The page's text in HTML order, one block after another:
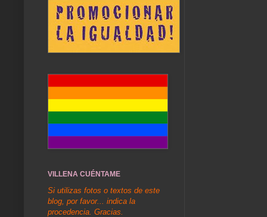
VILLENA CUÉNTAME
Si utilizas fotos o textos de este
blog, por favor... indica la
procedencia. Gracias.